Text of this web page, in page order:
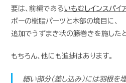
要は、前編であるいもむしインスパイ
ボーの樹脂パーツと木部の境目に、
追加でうずまき状の籐巻きを施したと
もちろん、他にも進捗はあります。
細い部分（差し込み）には羽根を